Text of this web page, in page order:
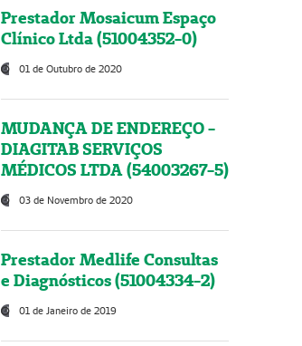
Prestador Mosaicum Espaço
Clínico Ltda (51004352-0)
01 de Outubro de 2020
MUDANÇA DE ENDEREÇO -
DIAGITAB SERVIÇOS
MÉDICOS LTDA (54003267-5)
03 de Novembro de 2020
Prestador Medlife Consultas
e Diagnósticos (51004334-2)
01 de Janeiro de 2019